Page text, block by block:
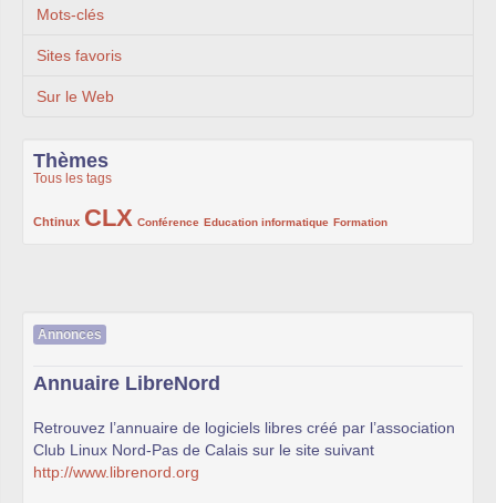
Mots-clés
Sites favoris
Sur le Web
Thèmes
Tous les tags
Chtinux
222/1002CLX
1002/1002 Conférence
132/1002 Education informatique
119/1002 Formation
168/1002
Annonces
Annuaire LibreNord
Retrouvez l’annuaire de logiciels libres créé par l’association
Club Linux Nord-Pas de Calais sur le site suivant
http://www.librenord.org